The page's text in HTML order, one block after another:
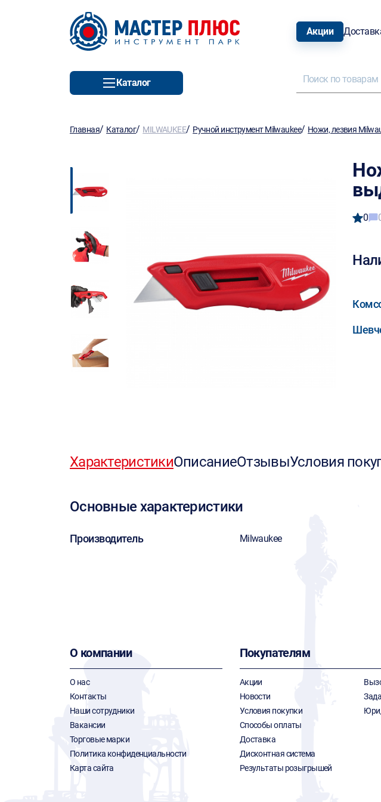
Акции
Каталог
Главная/ Каталог/ MILWAUKEE/ Ручной инструмент Milwaukee/ Ножи, лезвия
0
ХарактеристикиОписаниеОтзывыУсловия
Основные характеристики
Производитель Milwaukee
О компании
О нас
Контакты
Наши сотрудники
Вакансии
Торговые марки
Политика конфиденциальности
Карта сайта
Покупателям
Акции
Новости
Условия покупки
Способы оплаты
Доставка
Дисконтная система
Результаты розыгрышей